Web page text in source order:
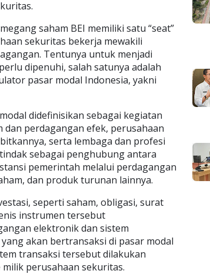
saham BEI memiliki satu “seat”
sekuritas bekerja mewakili
Tentunya untuk menjadi
dipenuhi, salah satunya adalah
pasar modal Indonesia, yakni
didefinisikan sebagai kegiatan
perdagangan efek, perusahaan
serta lembaga dan profesi
sebagai penghubung antara
pemerintah melalui perdagangan
dan produk turunan lainnya.
seperti saham, obligasi, surat
instrumen tersebut
elektronik dan sistem
akan bertransaksi di pasar modal
transaksi tersebut dilakukan
perusahaan sekuritas.